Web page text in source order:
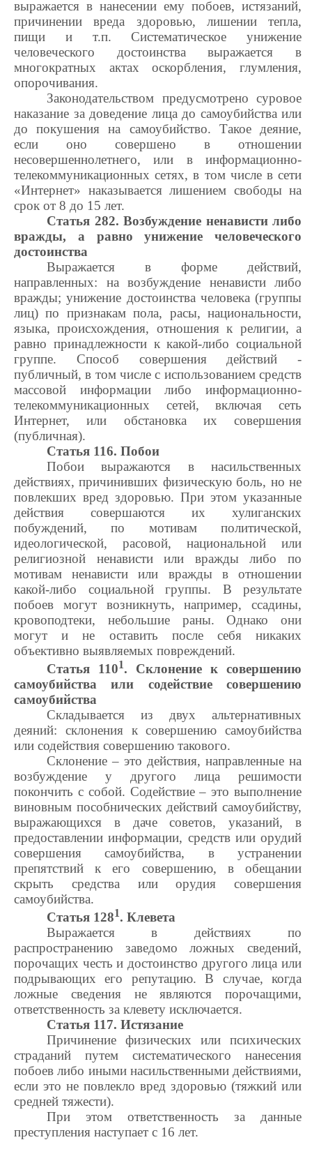
выражается в нанесении ему побоев, истязаний,
причинении вреда здоровью, лишении тепла,
пищи и т.п. Систематическое унижение
человеческого достоинства выражается в
многократных актах оскорбления, глумления,
опорочивания.
Законодательством предусмотрено суровое
наказание за доведение лица до самоубийства или
до покушения на самоубийство. Такое деяние,
если оно совершено в отношении
несовершеннолетнего, или в информационно-
телекоммуникационных сетях, в том числе в сети
«Интернет» наказывается лишением свободы на
срок от 8 до 15 лет.
Статья 282. Возбуждение ненависти либо
вражды, а равно унижение человеческого
достоинства
Выражается в форме действий,
направленных: на возбуждение ненависти либо
вражды; унижение достоинства человека (группы
лиц) по признакам пола, расы, национальности,
языка, происхождения, отношения к религии, а
равно принадлежности к какой-либо социальной
группе. Способ совершения действий -
публичный, в том числе с использованием средств
массовой информации либо информационно-
телекоммуникационных сетей, включая сеть
Интернет, или обстановка их совершения
(публичная).
Статья 116. Побои
Побои выражаются в насильственных
действиях, причинивших физическую боль, но не
повлекших вред здоровью. При этом указанные
действия совершаются их хулиганских
побуждений, по мотивам политической,
идеологической, расовой, национальной или
религиозной ненависти или вражды либо по
мотивам ненависти или вражды в отношении
какой-либо социальной группы. В результате
побоев могут возникнуть, например, ссадины,
кровоподтеки, небольшие раны. Однако они
могут и не оставить после себя никаких
объективно выявляемых повреждений.
Статья 1101. Склонение к совершению
самоубийства или содействие совершению
самоубийства
Складывается из двух альтернативных
деяний: склонения к совершению самоубийства
или содействия совершению такового.
Склонение – это действия, направленные на
возбуждение у другого лица решимости
покончить с собой. Содействие – это выполнение
виновным пособнических действий самоубийству,
выражающихся в даче советов, указаний, в
предоставлении информации, средств или орудий
совершения самоубийства, в устранении
препятствий к его совершению, в обещании
скрыть средства или орудия совершения
самоубийства.
Статья 1281. Клевета
Выражается в действиях по
распространению заведомо ложных сведений,
порочащих честь и достоинство другого лица или
подрывающих его репутацию. В случае, когда
ложные сведения не являются порочащими,
ответственность за клевету исключается.
Статья 117. Истязание
Причинение физических или психических
страданий путем систематического нанесения
побоев либо иными насильственными действиями,
если это не повлекло вред здоровью (тяжкий или
средней тяжести).
При этом ответственность за данные
преступления наступает с 16 лет.